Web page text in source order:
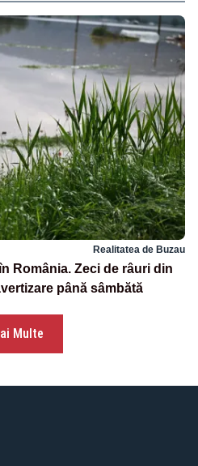
Realitatea de Buzau
România. Zeci de râuri din
până sâmbătă
Multe